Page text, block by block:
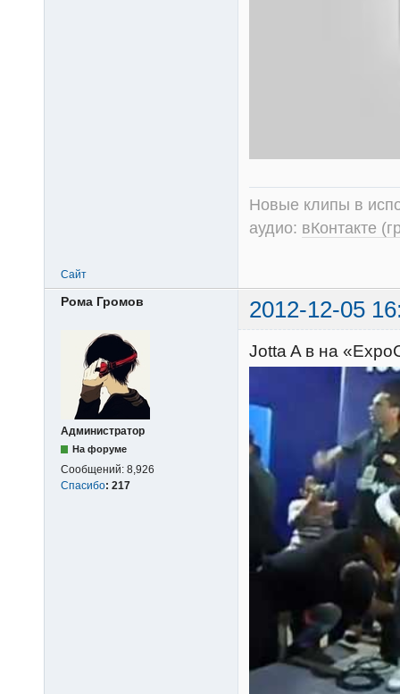
Новые клипы в
аудио: вКонтакте
Сайт
Рома Громов 2012-12-05
Администратор
На форуме
Сообщений: 8,926
Спасибо: 217
Jotta A в на